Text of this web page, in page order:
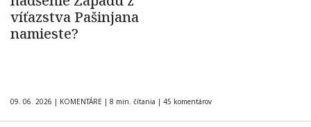
víťazstva Pašinjana
namieste?
09. 06. 2026 | KOMENTÁRE | 8 min. čítania | 45 komentárov